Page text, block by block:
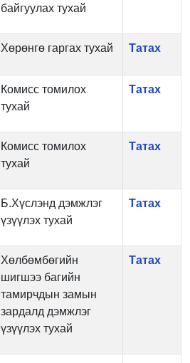
байгуулах тухай
Хөрөнгө гаргах тухай Татах
Комисс томилох
тухай
Татах
Комисс томилох
тухай
Татах
Б.Хүслэнд дэмжлэг
үзүүлэх тухай
Татах
Хөлбөмбөгийн
шигшээ багийн
тамирчдын замын
зардалд дэмжлэг
үзүүлэх тухай
Татах